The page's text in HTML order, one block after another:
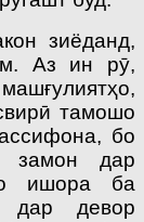
зиёданд,
Аз ин рӯ,
тамошо
бо
замон дар
ишора ба
дар девор